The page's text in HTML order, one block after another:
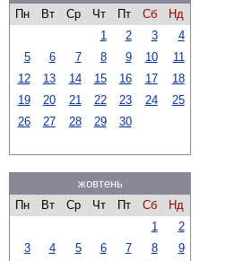
Пн
Вт Ср Чт Пт Сб
Нд
1
2 3
4
5
6 7 8 9 10
11
12
13 14 15 16 17
18
19
20 21 22 23 24
25
26
27 28 29 30
жовтень
Пн
Вт Ср Чт Пт Сб
Нд
1
2
3
4 5 6 7 8
9